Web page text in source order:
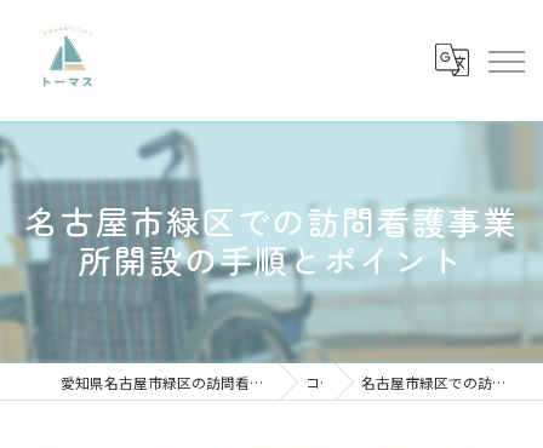
名古屋市緑区での訪問看護事業
所開設の手順とポイント
愛知県名古屋市緑区の訪問看護の求人なら訪問看護ステーショントーマス コラム 名古屋市緑区での訪問看護事業所開設の手順とポイント